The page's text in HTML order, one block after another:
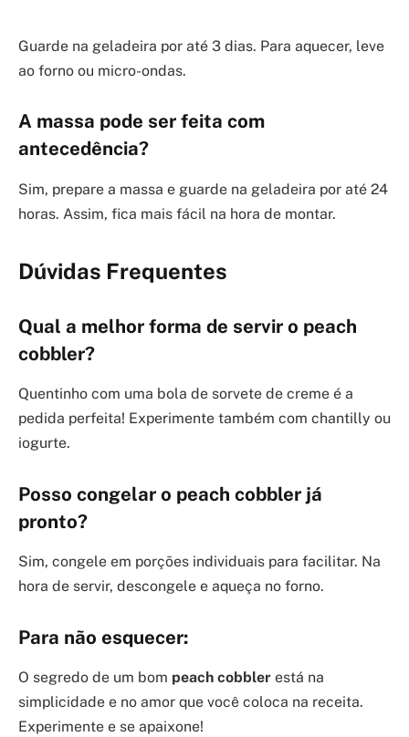
Guarde na geladeira por até 3 dias. Para aquecer, leve
ao forno ou micro-ondas.
A massa pode ser feita com
antecedência?
Sim, prepare a massa e guarde na geladeira por até 24
horas. Assim, fica mais fácil na hora de montar.
Dúvidas Frequentes
Qual a melhor forma de servir o peach
cobbler?
Quentinho com uma bola de sorvete de creme é a
pedida perfeita! Experimente também com chantilly ou
iogurte.
Posso congelar o peach cobbler já
pronto?
Sim, congele em porções individuais para facilitar. Na
hora de servir, descongele e aqueça no forno.
Para não esquecer:
O segredo de um bom peach cobbler está na
simplicidade e no amor que você coloca na receita.
Experimente e se apaixone!